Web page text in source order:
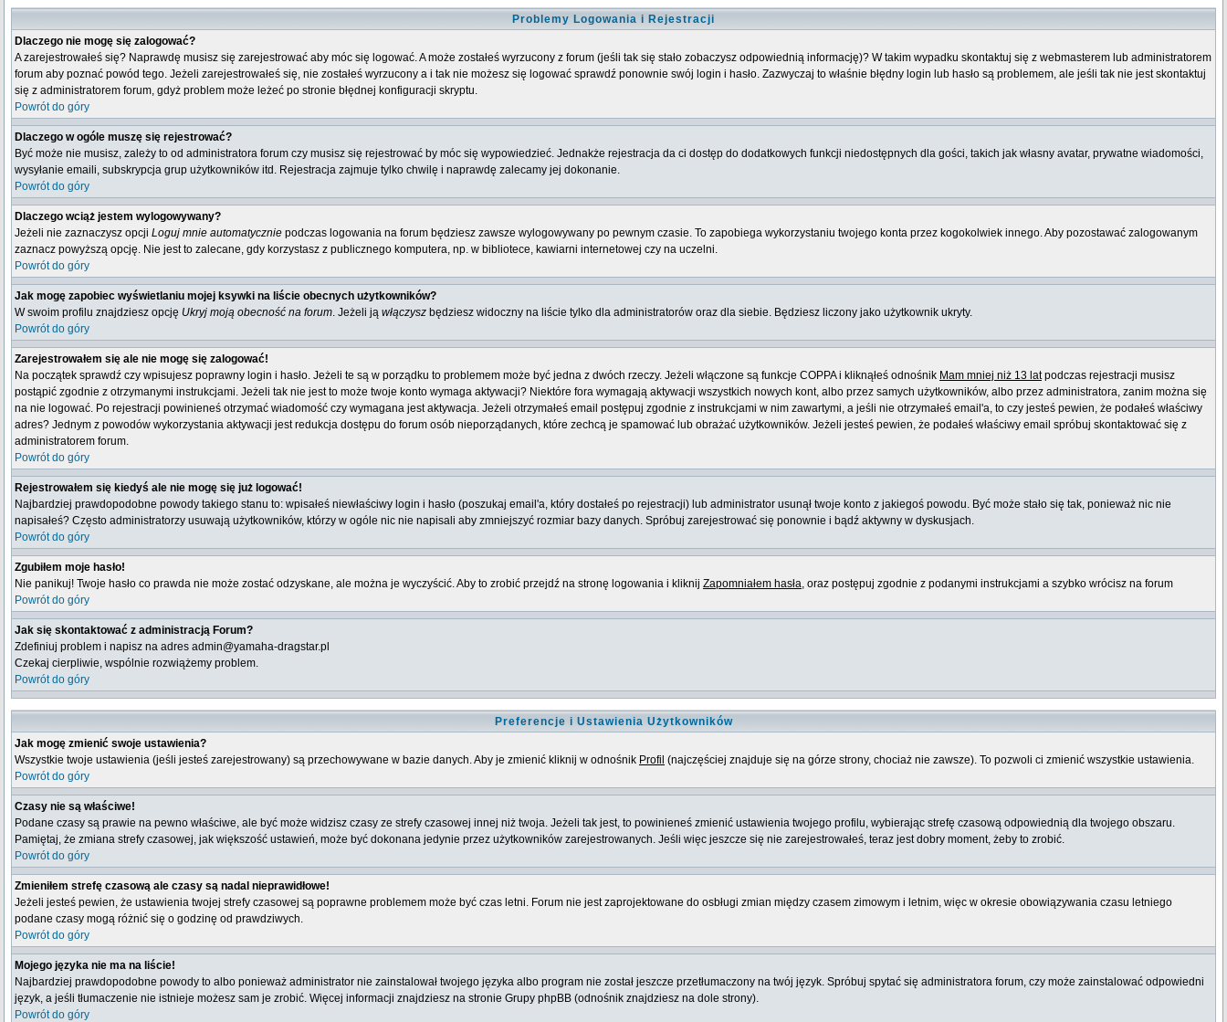
Problemy Logowania i Rejestracji
Dlaczego nie mogę się zalogować?
A zarejestrowałeś się? Naprawdę musisz się zarejestrować aby móc się logować. A może zostałeś wyrzucony z forum (jeśli tak się stało zobaczysz odpowiednią informację)? W takim wypadku skontaktuj się z webmasterem lub administratorem
forum aby poznać powód tego. Jeżeli zarejestrowałeś się, nie zostałeś wyrzucony a i tak nie możesz się logować sprawdź ponownie swój login i hasło. Zazwyczaj to właśnie błędny login lub hasło są problemem, ale jeśli tak nie jest skontaktuj
się z administratorem forum, gdyż problem może leżeć po stronie błędnej konfiguracji skryptu.
Powrót do góry
Dlaczego w ogóle muszę się rejestrować?
Być może nie musisz, zależy to od administratora forum czy musisz się rejestrować by móc się wypowiedzieć. Jednakże rejestracja da ci dostęp do dodatkowych funkcji niedostępnych dla gości, takich jak własny avatar, prywatne wiadomości,
wysyłanie emaili, subskrypcja grup użytkowników itd. Rejestracja zajmuje tylko chwilę i naprawdę zalecamy jej dokonanie.
Powrót do góry
Dlaczego wciąż jestem wylogowywany?
Jeżeli nie zaznaczysz opcji Loguj mnie automatycznie podczas logowania na forum będziesz zawsze wylogowywany po pewnym czasie. To zapobiega wykorzystaniu twojego konta przez kogokolwiek innego. Aby pozostawać zalogowanym
zaznacz powyższą opcję. Nie jest to zalecane, gdy korzystasz z publicznego komputera, np. w bibliotece, kawiarni internetowej czy na uczelni.
Powrót do góry
Jak mogę zapobiec wyświetlaniu mojej ksywki na liście obecnych użytkowników?
W swoim profilu znajdziesz opcję Ukryj moją obecność na forum. Jeżeli ją włączysz będziesz widoczny na liście tylko dla administratorów oraz dla siebie. Będziesz liczony jako użytkownik ukryty.
Powrót do góry
Zarejestrowałem się ale nie mogę się zalogować!
Na początek sprawdź czy wpisujesz poprawny login i hasło. Jeżeli te są w porządku to problemem może być jedna z dwóch rzeczy. Jeżeli włączone są funkcje COPPA i kliknąłeś odnośnik Mam mniej niż 13 latpodczas rejestracji musisz
postąpić zgodnie z otrzymanymi instrukcjami. Jeżeli tak nie jest to może twoje konto wymaga aktywacji? Niektóre fora wymagają aktywacji wszystkich nowych kont, albo przez samych użytkowników, albo przez administratora, zanim można się
na nie logować. Po rejestracji powinieneś otrzymać wiadomość czy wymagana jest aktywacja. Jeżeli otrzymałeś email postępuj zgodnie z instrukcjami w nim zawartymi, a jeśli nie otrzymałeś email'a, to czy jesteś pewien, że podałeś właściwy
adres? Jednym z powodów wykorzystania aktywacji jest redukcja dostępu do forum osób nieporządanych, które zechcą je spamować lub obrażać użytkowników. Jeżeli jesteś pewien, że podałeś właściwy email spróbuj skontaktować się z
administratorem forum.
Powrót do góry
Rejestrowałem się kiedyś ale nie mogę się już logować!
Najbardziej prawdopodobne powody takiego stanu to: wpisałeś niewłaściwy login i hasło (poszukaj email'a, który dostałeś po rejestracji) lub administrator usunął twoje konto z jakiegoś powodu. Być może stało się tak, ponieważ nic nie
napisałeś? Często administratorzy usuwają użytkowników, którzy w ogóle nic nie napisali aby zmniejszyć rozmiar bazy danych. Spróbuj zarejestrować się ponownie i bądź aktywny w dyskusjach.
Powrót do góry
Zgubiłem moje hasło!
Nie panikuj! Twoje hasło co prawda nie może zostać odzyskane, ale można je wyczyścić. Aby to zrobić przejdź na stronę logowania i kliknij Zapomniałem hasła, oraz postępuj zgodnie z podanymi instrukcjami a szybko wrócisz na forum
Powrót do góry
Jak się skontaktować z administracją Forum?
Zdefiniuj problem i napisz na adres admin@yamaha-dragstar.pl
Czekaj cierpliwie, wspólnie rozwiążemy problem.
Powrót do góry
Preferencje i Ustawienia Użytkowników
Jak mogę zmienić swoje ustawienia?
Wszystkie twoje ustawienia (jeśli jesteś zarejestrowany) są przechowywane w bazie danych. Aby je zmienić kliknij w odnośnik Profil (najczęściej znajduje się na górze strony, chociaż nie zawsze). To pozwoli ci zmienić wszystkie ustawienia.
Powrót do góry
Czasy nie są właściwe!
Podane czasy są prawie na pewno właściwe, ale być może widzisz czasy ze strefy czasowej innej niż twoja. Jeżeli tak jest, to powinieneś zmienić ustawienia twojego profilu, wybierając strefę czasową odpowiednią dla twojego obszaru.
Pamiętaj, że zmiana strefy czasowej, jak większość ustawień, może być dokonana jedynie przez użytkowników zarejestrowanych. Jeśli więc jeszcze się nie zarejestrowałeś, teraz jest dobry moment, żeby to zrobić.
Powrót do góry
Zmieniłem strefę czasową ale czasy są nadal nieprawidłowe!
Jeżeli jesteś pewien, że ustawienia twojej strefy czasowej są poprawne problemem może być czas letni. Forum nie jest zaprojektowane do osbługi zmian między czasem zimowym i letnim, więc w okresie obowiązywania czasu letniego
podane czasy mogą różnić się o godzinę od prawdziwych.
Powrót do góry
Mojego języka nie ma na liście!
Najbardziej prawdopodobne powody to albo ponieważ administrator nie zainstalował twojego języka albo program nie został jeszcze przetłumaczony na twój język. Spróbuj spytać się administratora forum, czy może zainstalować odpowiedni
język, a jeśli tłumaczenie nie istnieje możesz sam je zrobić. Więcej informacji znajdziesz na stronie Grupy phpBB (odnośnik znajdziesz na dole strony).
Powrót do góry